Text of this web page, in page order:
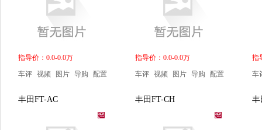
指导价：0.0-0.0万
车评 视频 图片 导购 配置
指导价：0.0-0.0万
车评 视频 图片 导购 配置
指
车
丰田FT-AC 丰田FT-CH 丰